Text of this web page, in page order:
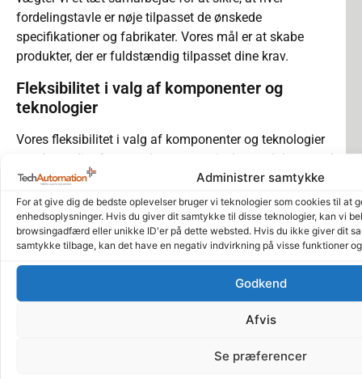
Administrer samtykke
For at give dig de bedste oplevelser bruger vi teknologier som cookies til at
enhedsoplysninger. Hvis du giver dit samtykke til disse teknologier, kan vi
browsingadfærd eller unikke ID'er på dette websted. Hvis du ikke giver dit
samtykke tilbage, kan det have en negativ indvirkning på visse funktioner
Godkend
Afvis
Se præferencer
fordelingstavle er nøje tilpasset de ønskede
specifikationer og fabrikater. Vores mål er at skabe
produkter, der er fuldstændig tilpasset dine krav.
Fleksibilitet i valg af komponenter og
teknologier
Vores fleksibilitet i valg af komponenter og teknologier
gør det muligt for os at levere præcis det produkt, som du
forventer, uanset kompleksitet eller størrelse. Vi arbejder
med en bred vifte af leverandører og teknologier for at
sikre, at din fordelingstavle opfylder alle dine
forventninger.
Kontakt os for optimering af din
Kontakt os i dag for at diskutere dine behov og se,
energistyring. Sammen kan vi finde den bedste løsning